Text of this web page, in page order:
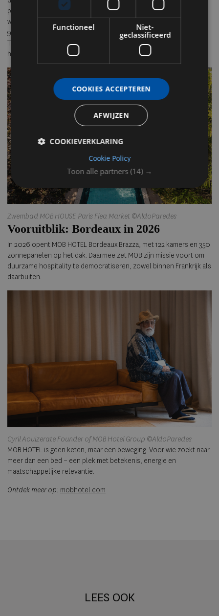
plasticvrije operaties en minimale energieverspilling. Daarnaast
werkt MOB structureel samen met sociale initiatieven zoals Casa
93, Maison du Tibet en de “Second Chance” koksopleiding van
Thierry Marx. Hier is hospitality ook een hefboom voor
herintegratie, educatie en werkgelegenheid.
Zwembad MOB HOUSE Paris Flea Market ©AldoParedes
Vooruitblik: Bordeaux in 2026
In 2026 opent MOB HOTEL Bordeaux Brazza, met 122 kamers en 350
zonnepanelen op het dak. Daarmee zet MOB zijn missie voort om
duurzame hospitality te democratiseren, zowel binnen Frankrijk als
daarbuiten.
Cyril Aouizerate Founder of MOB Hotel Group ©AldoParedes
MOB HOTEL is geen keten, maar een beweging. Voor wie zoekt naar
meer dan een bed – een plek met betekenis, energie en
maatschappelijke relevantie.
Ontdek meer op: mobhotel.com
LEES OOK
Toon alle partners (14) →
Functioneel
Niet-
geclassificeerd
COOKIES ACCEPTEREN
AFWIJZEN
COOKIEVERKLARING
Cookie Policy